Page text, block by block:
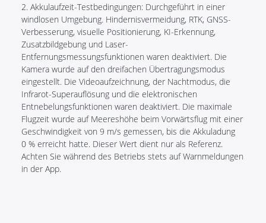
2. Akkulaufzeit-Testbedingungen: Durchgeführt in einer
windlosen Umgebung. Hindernisvermeidung, RTK, GNSS-
Verbesserung, visuelle Positionierung, KI-Erkennung,
Zusatzbildgebung und Laser-
Entfernungsmessungsfunktionen waren deaktiviert. Die
Kamera wurde auf den dreifachen Übertragungsmodus
eingestellt. Die Videoaufzeichnung, der Nachtmodus, die
Infrarot-Superauflösung und die elektronischen
Entnebelungsfunktionen waren deaktiviert. Die maximale
Flugzeit wurde auf Meereshöhe beim Vorwärtsflug mit einer
Geschwindigkeit von 9 m/s gemessen, bis die Akkuladung
0 % erreicht hatte. Dieser Wert dient nur als Referenz.
Achten Sie während des Betriebs stets auf Warnmeldungen
in der App.